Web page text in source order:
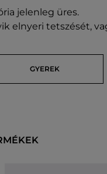
jelenleg üres.
elnyeri tetszését,
GYEREK